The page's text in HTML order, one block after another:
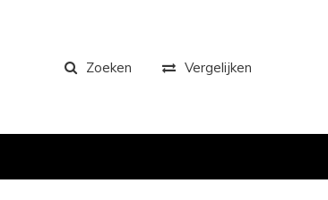
Zoeken Vergelijken